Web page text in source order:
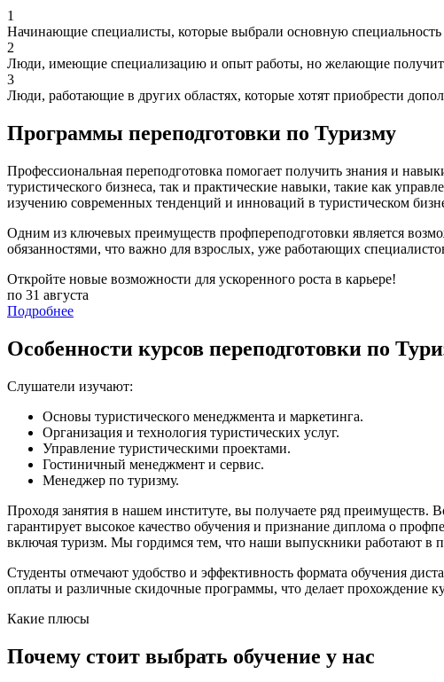
1
Начинающие специалисты, которые выбрали основную специальность
2
Люди, имеющие специализацию и опыт работы, но желающие
3
Люди, работающие в других областях, которые хотят приобрести
Программы переподготовки по Туризму
Профессиональная переподготовка помогает получить знания и
туристического бизнеса, так и практические навыки, такие как
изучению современных тенденций и инноваций в туристическом
Одним из ключевых преимуществ профпереподготовки является
обязанностями, что важно для взрослых, уже работающих
Откройте новые возможности для ускоренного роста в карьере!
по 31 августа
Подробнее
Особенности курсов переподготовки по
Слушатели изучают:
Основы туристического менеджмента и маркетинга.
Организация и технология туристических услуг.
Управление туристическими проектами.
Гостиничный менеджмент и сервис.
Менеджер по туризму.
Проходя занятия в нашем институте, вы получаете ряд преимуществ.
гарантирует высокое качество обучения и признание диплома о
включая туризм. Мы гордимся тем, что наши выпускники работают в
Студенты отмечают удобство и эффективность формата обучения
оплаты и различные скидочные программы, что делает прохождение
Какие плюсы
Почему стоит выбрать обучение у нас